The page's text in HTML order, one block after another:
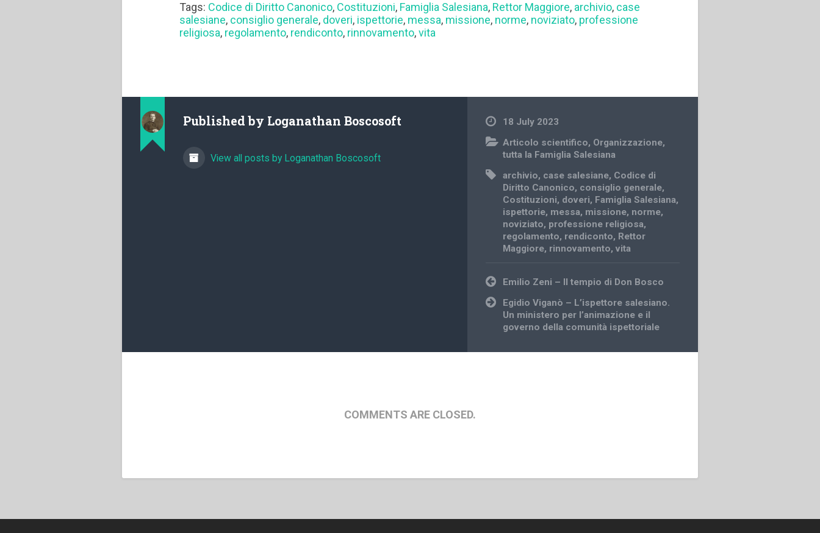
Tags: Codice di Diritto Canonico, Costituzioni, Famiglia Salesiana, Rettor Maggiore, archivio, case
salesiane, consiglio generale, doveri, ispettorie, messa, missione, norme, noviziato, professione
religiosa, regolamento, rendiconto, rinnovamento,vita
Published by Loganathan Boscosoft
View all posts by Loganathan Boscosoft
18 July 2023
Articolo scientifico, Organizzazione,
tutta la Famiglia Salesiana
archivio, case salesiane, Codice di
Diritto Canonico, consiglio generale,
Costituzioni, doveri, Famiglia Salesiana,
ispettorie, messa, missione, norme,
noviziato, professione religiosa,
regolamento, rendiconto, Rettor
Maggiore, rinnovamento,vita
Post
navigation
Emilio Zeni – Il tempio di Don Bosco
Egidio Viganò – L’ispettore salesiano.
Un ministero per l’animazione e il
governo della comunità ispettoriale
COMMENTS ARE CLOSED.